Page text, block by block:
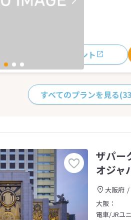
おすすめポイント
すべてのプランを見る
ザパー
オジャ
大阪府
大阪：
電車/JRユ